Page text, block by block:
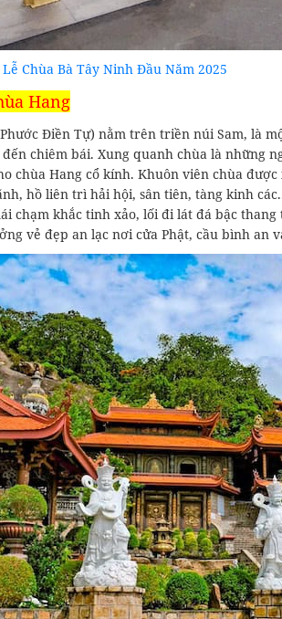
Chùa Bà Tây Ninh Đầu Năm 2025
Hang
Điền Tự) nằm trên triền núi Sam, là
chiêm bái. Xung quanh chùa là những
chùa Hang cổ kính. Khuôn viên chùa
hồ liên trì hải hội, sân tiên, tàng kinh
chạm khắc tinh xảo, lối đi lát đá bậc
vẻ đẹp an lạc nơi cửa Phật, cầu bình an